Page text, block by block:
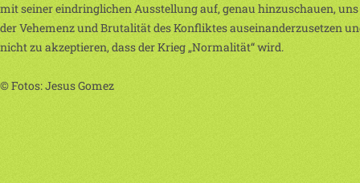
mit seiner eindringlichen Ausstellung auf, genau hinzuschauen,
der Vehemenz und Brutalität des Konfliktes auseinanderzusetzen
nicht zu akzeptieren, dass der Krieg „Normalität“ wird.
© Fotos: Jesus Gomez